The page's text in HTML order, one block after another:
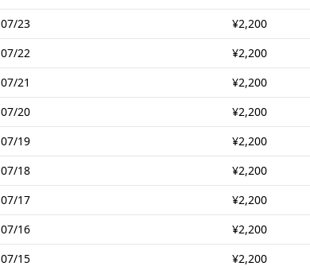
07/23
¥2,200
07/22
¥2,200
07/21
¥2,200
07/20
¥2,200
07/19
¥2,200
07/18
¥2,200
07/17
¥2,200
07/16
¥2,200
07/15
¥2,200